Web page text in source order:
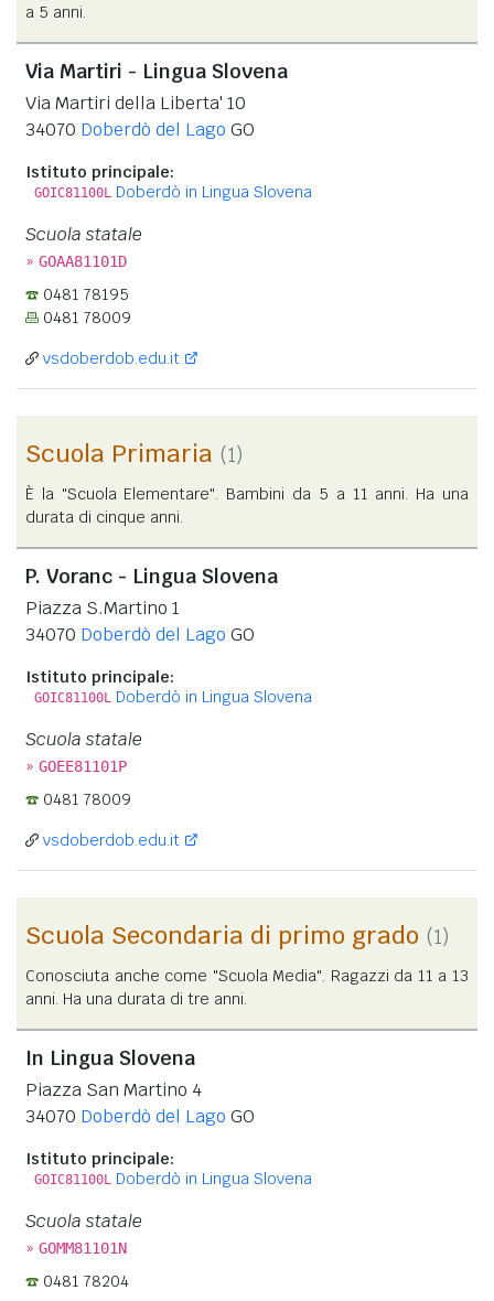
a 5 anni.
Via Martiri - Lingua Slovena
Via Martiri della Liberta' 10
34070 Doberdò del Lago GO
Istituto principale:
GOIC81100L Doberdò in Lingua Slovena
Scuola statale
» GOAA81101D
0481 78195
0481 78009
vsdoberdob.edu.it
Scuola Primaria (1)
È la "Scuola Elementare". Bambini da 5 a 11 anni. Ha una
durata di cinque anni.
P. Voranc - Lingua Slovena
Piazza S.Martino 1
34070 Doberdò del Lago GO
Istituto principale:
GOIC81100L Doberdò in Lingua Slovena
Scuola statale
» GOEE81101P
0481 78009
vsdoberdob.edu.it
Scuola Secondaria di primo grado (1)
Conosciuta anche come "Scuola Media". Ragazzi da 11 a 13
anni. Ha una durata di tre anni.
In Lingua Slovena
Piazza San Martino 4
34070 Doberdò del Lago GO
Istituto principale:
GOIC81100L Doberdò in Lingua Slovena
Scuola statale
» GOMM81101N
0481 78204